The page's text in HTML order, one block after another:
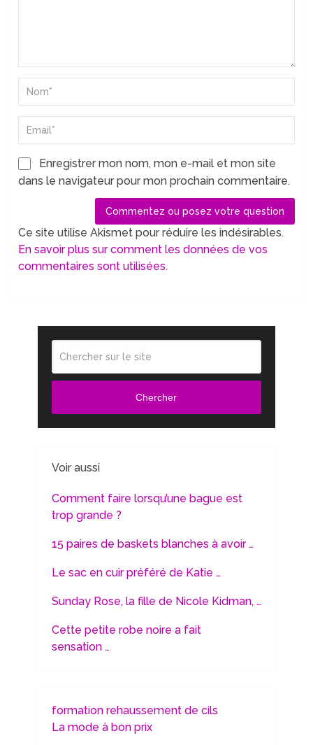
Enregistrer mon nom, mon e-mail et mon site
dans le navigateur pour mon prochain commentaire.
Ce site utilise Akismet pour réduire les indésirables.
En savoir plus sur comment les données de vos
commentaires sont utilisées.
Chercher
Voir aussi
Comment faire lorsqu’une bague est
trop grande ?
15 paires de baskets blanches à avoir …
Le sac en cuir préféré de Katie …
Sunday Rose, la fille de Nicole Kidman, …
Cette petite robe noire a fait
sensation …
formation rehaussement de cils
La mode à bon prix